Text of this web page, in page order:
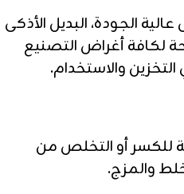
الجودة، البديل الأذكى
لكافة أغراض التصنيع
والاستخدام.
للكسر أو التخلص من
والمزج.